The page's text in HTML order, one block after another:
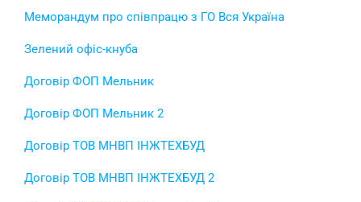
Меморандум про співпрацю з ГО Вся Україна
Зелений офіс-кнуба
Договір ФОП Мельник
Договір ФОП Мельник 2
Договір ТОВ МНВП ІНЖТЕХБУД
Договір ТОВ МНВП ІНЖТЕХБУД 2